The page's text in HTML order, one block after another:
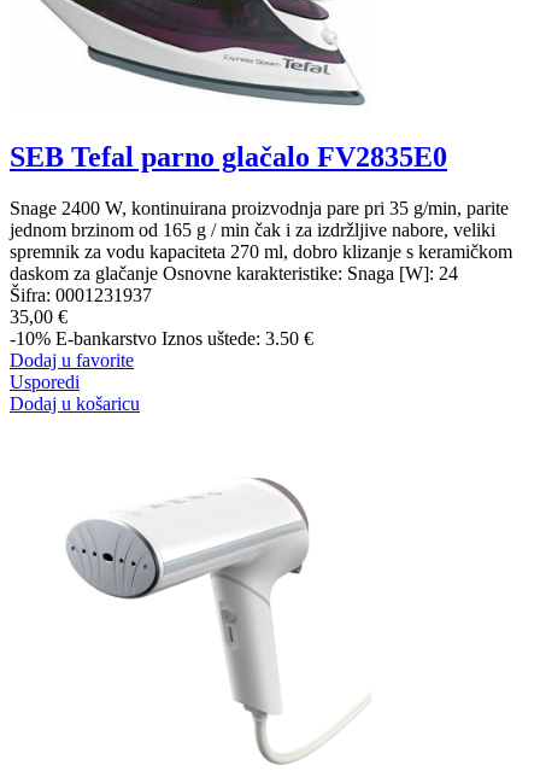
SEB Tefal parno glačalo FV2835E0
Snage 2400 W, kontinuirana proizvodnja pare pri 35 g/min, parite
jednom brzinom od 165 g / min čak i za izdržljive nabore, veliki
spremnik za vodu kapaciteta 270 ml, dobro klizanje s keramičkom
daskom za glačanje Osnovne karakteristike: Snaga [W]: 24
Šifra: 0001231937
35,00 €
-10% E-bankarstvo Iznos uštede: 3.50 €
Dodaj u favorite
Usporedi
Dodaj u košaricu